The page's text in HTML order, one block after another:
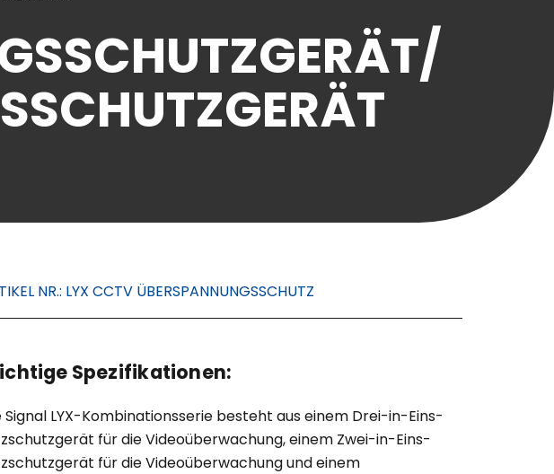
NR.: LYX CCTV ÜBERSPANNUNGSSCHUTZ
Spezifikationen:
Signal LYX-Kombinationsserie besteht aus einem Drei-in-Eins-
für die Videoüberwachung, einem Zwei-in-Eins-
für die Videoüberwachung und einem